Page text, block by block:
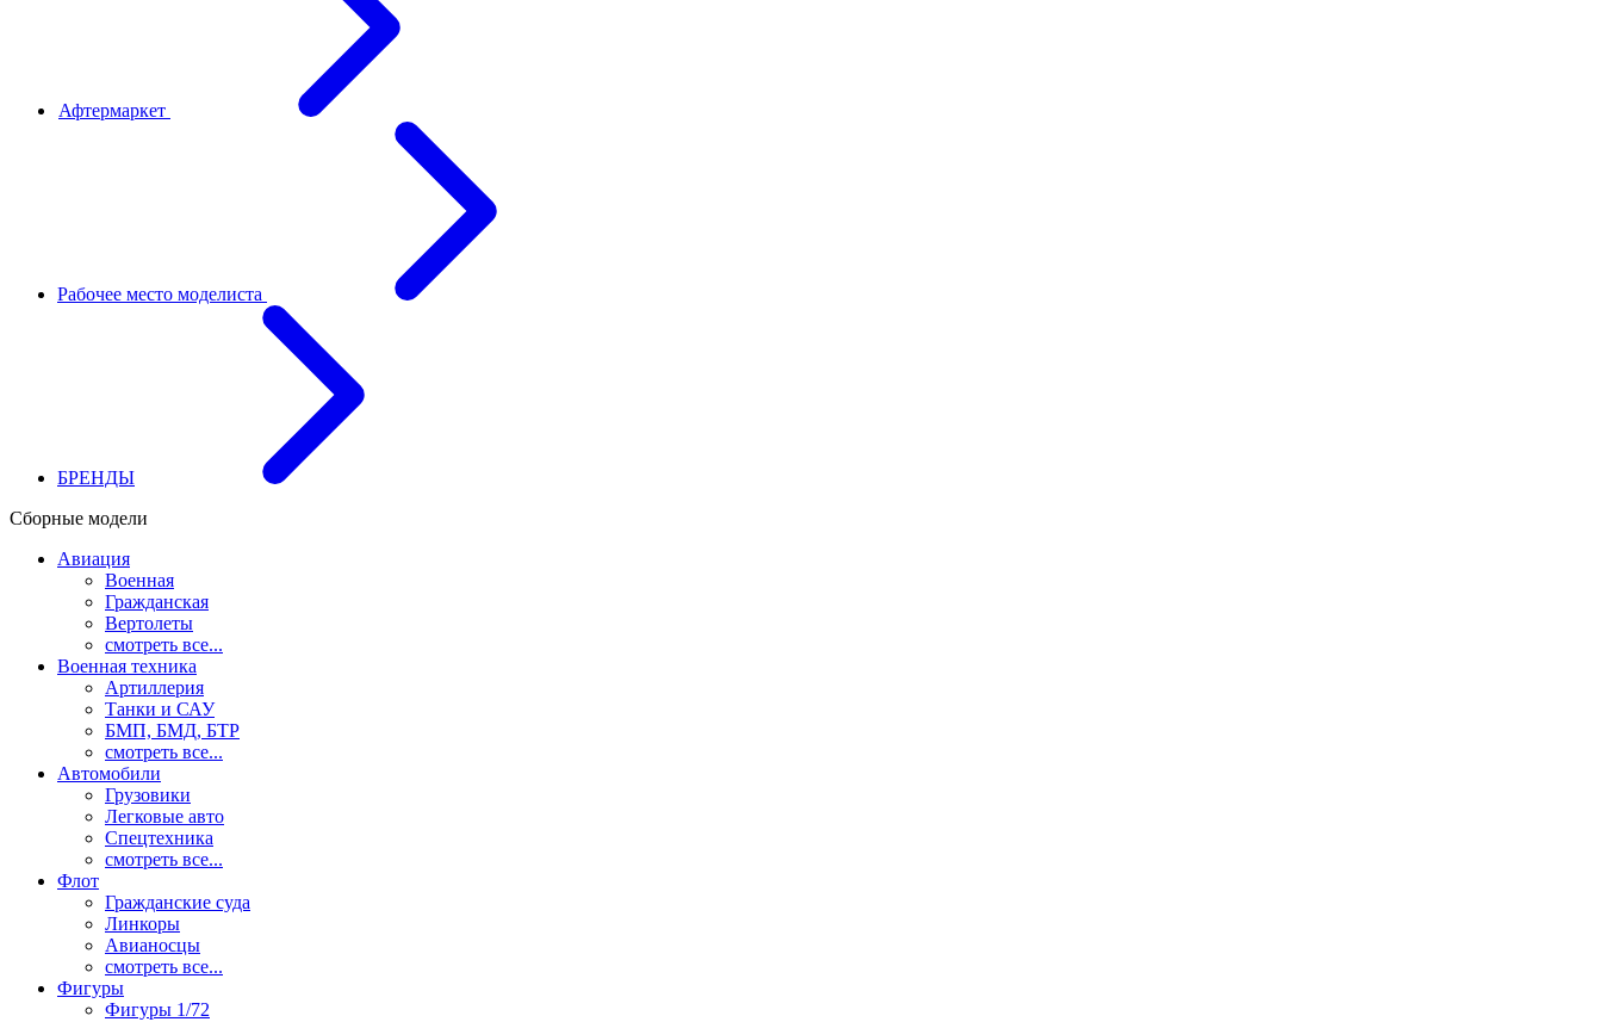
Афтермаркет
Рабочее место моделиста
БРЕНДЫ
Сборные модели
Авиация
Военная
Гражданская
Вертолеты
смотреть все...
Военная техника
Артиллерия
Танки и САУ
БМП, БМД, БТР
смотреть все...
Автомобили
Грузовики
Легковые авто
Спецтехника
смотреть все...
Флот
Гражданские суда
Линкоры
Авианосцы
смотреть все...
Фигуры
Фигуры 1/72